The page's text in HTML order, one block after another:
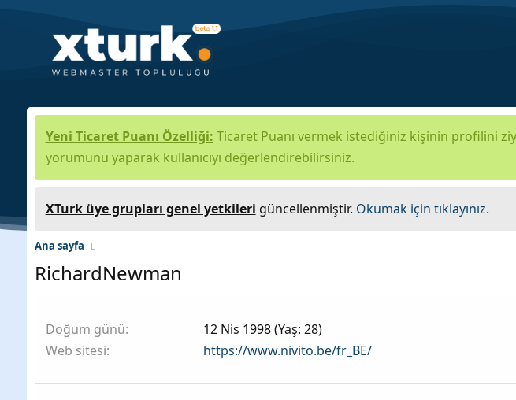
Yeni Ticaret Puanı Özelliği: Ticaret Puanı vermek istediğiniz kişinin profilini
yorumunu yaparak kullanıcıyı değerlendirebilirsiniz.
XTurk üye grupları genel yetkileri güncellenmiştir. Okumak için tıklayınız.
Ana sayfa
RichardNewman
Doğum günü
12 Nis 1998 (Yaş: 28)
Web sitesi
https://www.nivito.be/fr_BE/